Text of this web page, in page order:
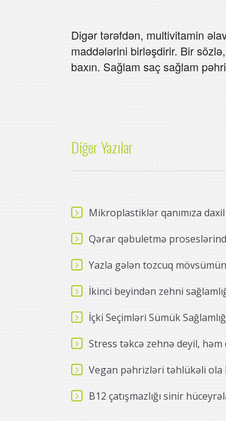
Digər tərəfdən, multivitamin
maddələrini birləşdirir. Bir
baxın. Sağlam saç sağlam
Diğer Yazılar
Mikroplastiklər qanımıza
Qərar qəbuletmə
Yazla gələn tozcuq
İkinci beyindən zehni
İçki Seçimləri Sümük
Stress təkcə zehnə deyil,
Vegan pəhrizləri təhlükəli ola
B12 çatışmazlığı sinir